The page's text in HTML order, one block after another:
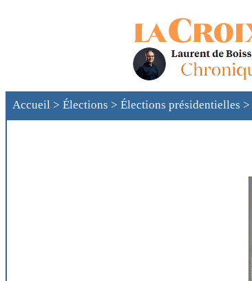
Accueil > Élections > Élections présidentielles >